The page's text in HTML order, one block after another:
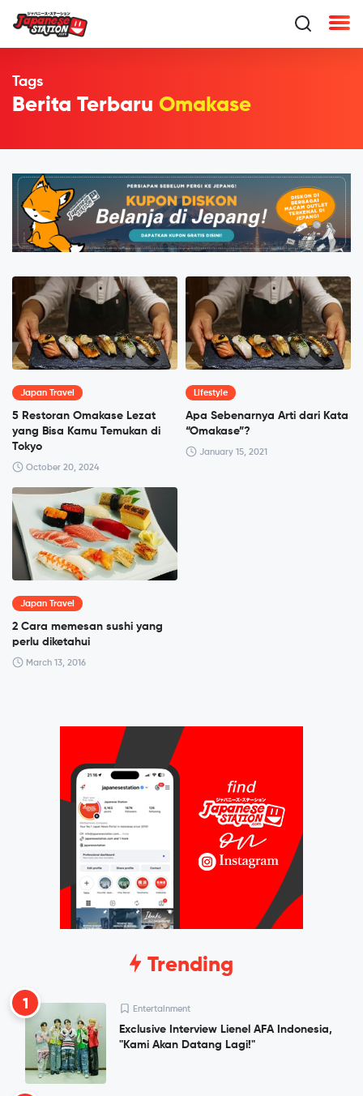
Tags
Berita Terbaru Omakase
Japan Travel
5 Restoran Omakase Lezat
yang Bisa Kamu Temukan di
Tokyo
October 20, 2024
Lifestyle
Apa Sebenarnya Arti dari Kata
“Omakase”?
January 15, 2021
Japan Travel
2 Cara memesan sushi yang
perlu diketahui
March 13, 2016
Trending
1 Entertainment
Exclusive Interview Lienel AFA Indonesia,
"Kami Akan Datang Lagi!"